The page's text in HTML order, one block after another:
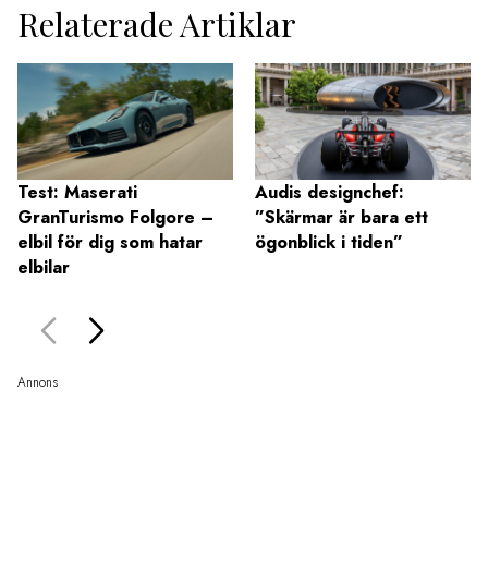
Relaterade Artiklar
Test: Maserati
GranTurismo Folgore –
elbil för dig som hatar
elbilar
Audis designchef:
”Skärmar är bara ett
ögonblick i tiden”
Annons